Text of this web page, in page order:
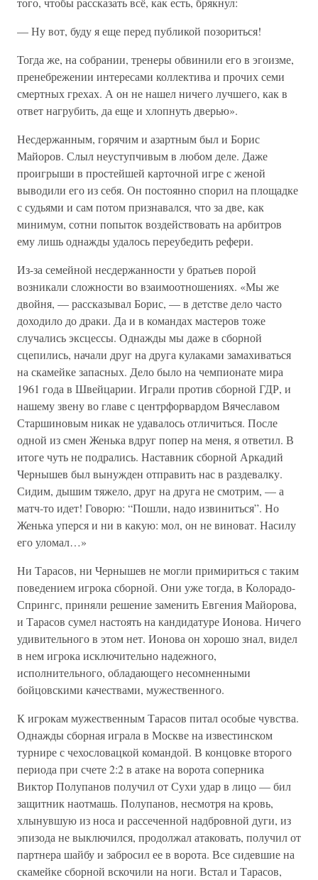
— Ну вот, буду я еще перед публикой позориться!
Тогда же, на собрании, тренеры обвинили его в эгоизме,
пренебрежении интересами коллектива и прочих семи
смертных грехах. А он не нашел ничего лучшего, как в
ответ нагрубить, да еще и хлопнуть дверью».
Несдержанным, горячим и азартным был и Борис
Майоров. Слыл неуступчивым в любом деле. Даже
проигрыши в простейшей карточной игре с женой
выводили его из себя. Он постоянно спорил на площадке
с судьями и сам потом признавался, что за две, как
минимум, сотни попыток воздействовать на арбитров
ему лишь однажды удалось переубедить рефери.
Из-за семейной несдержанности у братьев порой
возникали сложности во взаимоотношениях. «Мы же
двойня, — рассказывал Борис, — в детстве дело часто
доходило до драки. Да и в командах мастеров тоже
случались эксцессы. Однажды мы даже в сборной
сцепились, начали друг на друга кулаками замахиваться
на скамейке запасных. Дело было на чемпионате мира
1961 года в Швейцарии. Играли против сборной ГДР, и
нашему звену во главе с центрфорвардом Вячеславом
Старшиновым никак не удавалось отличиться. После
одной из смен Женька вдруг попер на меня, я ответил. В
итоге чуть не подрались. Наставник сборной Аркадий
Чернышев был вынужден отправить нас в раздевалку.
Сидим, дышим тяжело, друг на друга не смотрим, — а
матч-то идет! Говорю: “Пошли, надо извиниться”. Но
Женька уперся и ни в какую: мол, он не виноват. Насилу
его уломал…»
Ни Тарасов, ни Чернышев не могли примириться с таким
поведением игрока сборной. Они уже тогда, в Колорадо-
Спрингс, приняли решение заменить Евгения Майорова,
и Тарасов сумел настоять на кандидатуре Ионова. Ничего
удивительного в этом нет. Ионова он хорошо знал, видел
в нем игрока исключительно надежного,
исполнительного, обладающего несомненными
бойцовскими качествами, мужественного.
К игрокам мужественным Тарасов питал особые чувства.
Однажды сборная играла в Москве на известинском
турнире с чехословацкой командой. В концовке второго
периода при счете 2:2 в атаке на ворота соперника
Виктор Полупанов получил от Сухи удар в лицо — бил
защитник наотмашь. Полупанов, несмотря на кровь,
хлынувшую из носа и рассеченной надбровной дуги, из
эпизода не выключился, продолжал атаковать, получил от
партнера шайбу и забросил ее в ворота. Все сидевшие на
скамейке сборной вскочили на ноги. Встал и Тарасов,